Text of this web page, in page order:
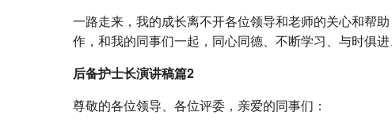
一路走来，我的成长离不开各位领导和老师的关心和帮
作，和我的同事们一起，同心同德、不断学习、与时俱
后备护士长演讲稿篇2
尊敬的各位领导、各位评委，亲爱的同事们：